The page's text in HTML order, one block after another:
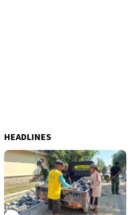
HEADLINES